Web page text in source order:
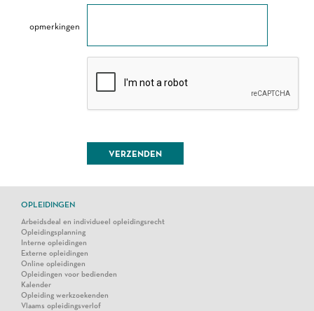
opmerkingen
OPLEIDINGEN
Arbeidsdeal en individueel opleidingsrecht
Opleidingsplanning
Interne opleidingen
Externe opleidingen
Online opleidingen
Opleidingen voor bedienden
Kalender
Opleiding werkzoekenden
Vlaams opleidingsverlof